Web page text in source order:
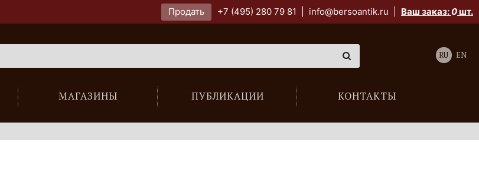
Продать +7 (495) 280 79 81 info@bersoantik.ru Ваш заказ:0шт.
МАГАЗИНЫ ПУБЛИКАЦИИ КОНТАКТЫ
RU EN